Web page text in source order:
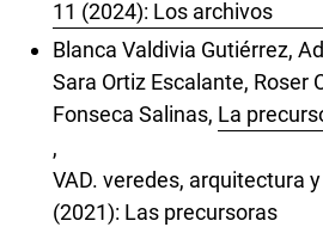
11 (2024): Los archivos
Blanca Valdivia Gutiérrez,
Sara Ortiz Escalante, Roser
Fonseca Salinas, La
,
VAD. veredes, arquitectura
(2021): Las precursoras